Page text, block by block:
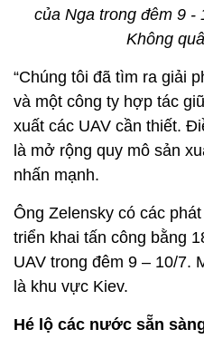
của Nga trong đêm 9 -
Không
“Chúng tôi đã tìm ra giải
và một công ty hợp tác
xuất các UAV cần thiết.
là mở rộng quy mô sản
nhấn mạnh.
Ông Zelensky có các
triển khai tấn công bằng
UAV trong đêm 9 – 10/7.
là khu vực Kiev.
Hé lộ các nước sẵn